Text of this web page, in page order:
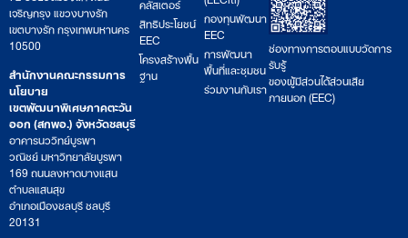
เจริญกรุง แขวงบางรัก
เขตบางรัก กรุงเทพมหานคร
10500
สำนักงานคณะกรรมการ
นโยบาย
เขตพัฒนาพิเศษภาคตะวัน
ออก (สกพอ.) จังหวัดชลบุรี
อาคารนววิทย์บูรพา
วณิชย์ มหาวิทยาลัยบูรพา
169 ถนนลงหาดบางแสน
ตำบลแสนสุข
อำเภอเมืองชลบุรี ชลบุรี
20131
สิทธิประโยชน์
EEC
โครงสร้างพื้น
ฐาน
กองทุนพัฒนา
EEC
การพัฒนา
พื้นที่และชุมชน
ร่วมงานกับเรา
ช่องทางการตอบแบบวัดการ
รับรู้
ของผู้มีส่วนได้ส่วนเสีย
ภายนอก (EEC)